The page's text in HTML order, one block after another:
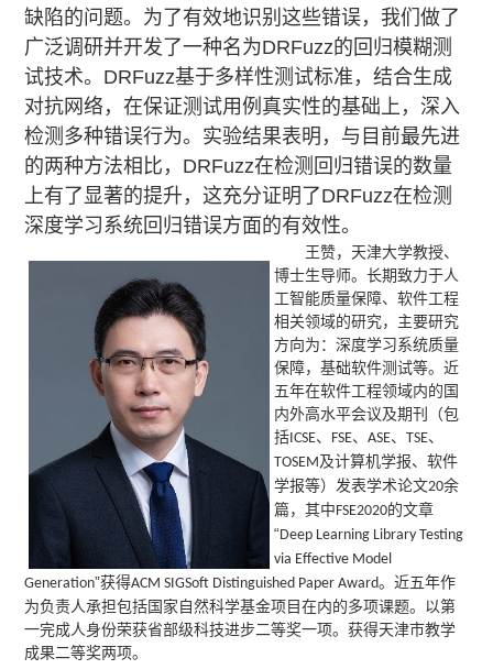
缺陷的问题。为了有效地识别这些错误，我们做了
广泛调研并开发了一种名为DRFuzz的回归模糊测
试技术。 DRFuzz基于多样性测试标准，结合生成
对抗网络，在保证测试用例真实性的基础上，深入
检测多种错误行为。实验结果表明，与目前最先进
的两种方法相比， DRFuzz在检测回归错误的数量
上有了显著的提升，这充分证明了DRFuzz在检测
深度学习系统回归错误方面的有效性。
王赞，天津大学教授、
博士生导师。长期致力于人
工智能质量保障、软件工程
相关领域的研究，主要研究
方向为：深度学习系统质量
保障，基础软件测试等。近
五年在软件工程领域内的国
内外高水平会议及期刊（包
括ICSE、 FSE、 ASE、 TSE、
TOSEM及计算机学报、软件
学报等）发表学术论文20余
篇，其中FSE2020的文章
“Deep Learning Library Testing
via Effective Model
Generation”获得ACM SIGSoft Distinguished Paper Award。近五年作
为负责人承担包括国家自然科学基金项目在内的多项课题。以第
一完成人身份荣获省部级科技进步二等奖一项。获得天津市教学
成果二等奖两项。